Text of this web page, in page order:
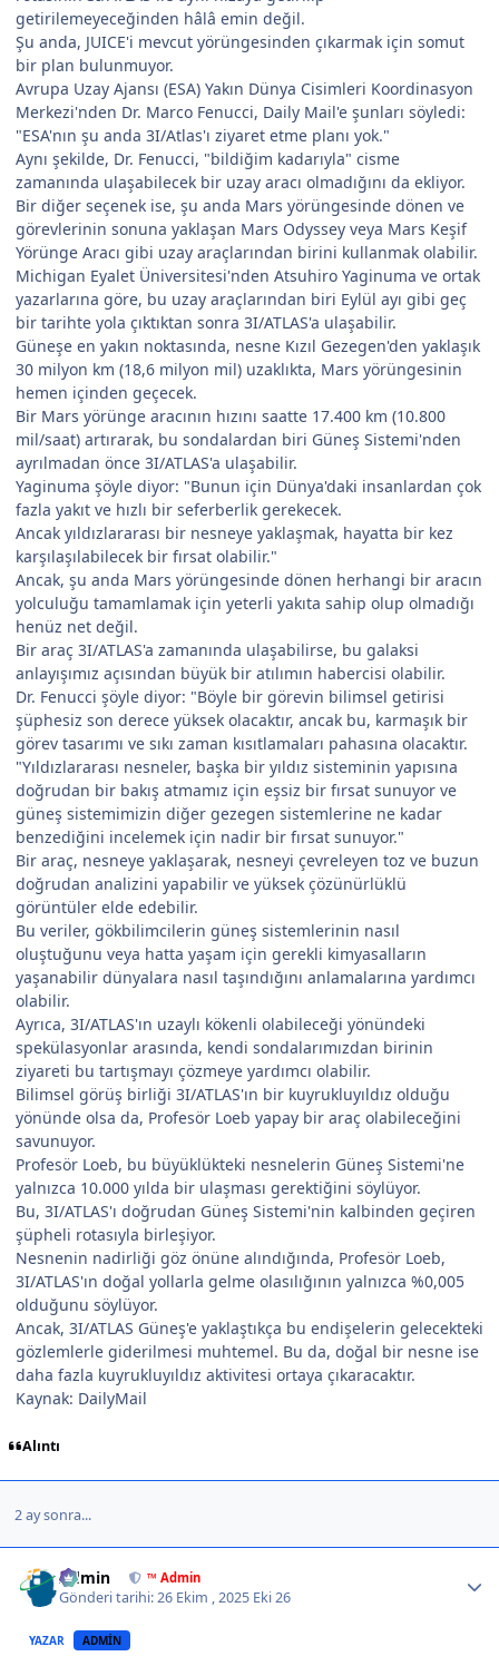
getirilemeyeceğinden hâlâ emin değil.
Şu anda, JUICE'i mevcut yörüngesinden çıkarmak için somut
bir plan bulunmuyor.
Avrupa Uzay Ajansı (ESA) Yakın Dünya Cisimleri Koordinasyon
Merkezi'nden Dr. Marco Fenucci, Daily Mail'e şunları söyledi:
"ESA'nın şu anda 3I/Atlas'ı ziyaret etme planı yok."
Aynı şekilde, Dr. Fenucci, "bildiğim kadarıyla" cisme
zamanında ulaşabilecek bir uzay aracı olmadığını da ekliyor.
Bir diğer seçenek ise, şu anda Mars yörüngesinde dönen ve
görevlerinin sonuna yaklaşan Mars Odyssey veya Mars Keşif
Yörünge Aracı gibi uzay araçlarından birini kullanmak olabilir.
Michigan Eyalet Üniversitesi'nden Atsuhiro Yaginuma ve ortak
yazarlarına göre, bu uzay araçlarından biri Eylül ayı gibi geç
bir tarihte yola çıktıktan sonra 3I/ATLAS'a ulaşabilir.
Güneşe en yakın noktasında, nesne Kızıl Gezegen'den yaklaşık
30 milyon km (18,6 milyon mil) uzaklıkta, Mars yörüngesinin
hemen içinden geçecek.
Bir Mars yörünge aracının hızını saatte 17.400 km (10.800
mil/saat) artırarak, bu sondalardan biri Güneş Sistemi'nden
ayrılmadan önce 3I/ATLAS'a ulaşabilir.
Yaginuma şöyle diyor: "Bunun için Dünya'daki insanlardan çok
fazla yakıt ve hızlı bir seferberlik gerekecek.
Ancak yıldızlararası bir nesneye yaklaşmak, hayatta bir kez
karşılaşılabilecek bir fırsat olabilir."
Ancak, şu anda Mars yörüngesinde dönen herhangi bir aracın
yolculuğu tamamlamak için yeterli yakıta sahip olup olmadığı
henüz net değil.
Bir araç 3I/ATLAS'a zamanında ulaşabilirse, bu galaksi
anlayışımız açısından büyük bir atılımın habercisi olabilir.
Dr. Fenucci şöyle diyor: "Böyle bir görevin bilimsel getirisi
şüphesiz son derece yüksek olacaktır, ancak bu, karmaşık bir
görev tasarımı ve sıkı zaman kısıtlamaları pahasına olacaktır.
"Yıldızlararası nesneler, başka bir yıldız sisteminin yapısına
doğrudan bir bakış atmamız için eşsiz bir fırsat sunuyor ve
güneş sistemimizin diğer gezegen sistemlerine ne kadar
benzediğini incelemek için nadir bir fırsat sunuyor."
Bir araç, nesneye yaklaşarak, nesneyi çevreleyen toz ve buzun
doğrudan analizini yapabilir ve yüksek çözünürlüklü
görüntüler elde edebilir.
Bu veriler, gökbilimcilerin güneş sistemlerinin nasıl
oluştuğunu veya hatta yaşam için gerekli kimyasalların
yaşanabilir dünyalara nasıl taşındığını anlamalarına yardımcı
olabilir.
Ayrıca, 3I/ATLAS'ın uzaylı kökenli olabileceği yönündeki
spekülasyonlar arasında, kendi sondalarımızdan birinin
ziyareti bu tartışmayı çözmeye yardımcı olabilir.
Bilimsel görüş birliği 3I/ATLAS'ın bir kuyrukluyıldız olduğu
yönünde olsa da, Profesör Loeb yapay bir araç olabileceğini
savunuyor.
Profesör Loeb, bu büyüklükteki nesnelerin Güneş Sistemi'ne
yalnızca 10.000 yılda bir ulaşması gerektiğini söylüyor.
Bu, 3I/ATLAS'ı doğrudan Güneş Sistemi'nin kalbinden geçiren
şüpheli rotasıyla birleşiyor.
Nesnenin nadirliği göz önüne alındığında, Profesör Loeb,
3I/ATLAS'ın doğal yollarla gelme olasılığının yalnızca %0,005
olduğunu söylüyor.
Ancak, 3I/ATLAS Güneş'e yaklaştıkça bu endişelerin gelecekteki
gözlemlerle giderilmesi muhtemel. Bu da, doğal bir nesne ise
daha fazla kuyrukluyıldız aktivitesi ortaya çıkaracaktır.
Kaynak: DailyMail
Alıntı
2 ay sonra...
Admin ™ Admin
Gönderi tarihi:26 Ekim , 2025 Eki 26
YAZAR ADMIN